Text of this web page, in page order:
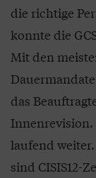
die richtige
konnte die
Mit den
das
Innenrevision.
laufend
sind CISIS12-